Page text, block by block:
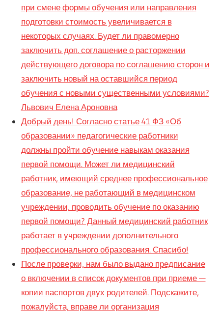
при смене формы обучения или направления
подготовки стоимость увеличивается в
некоторых случаях. Будет ли правомерно
заключить доп. соглашение о расторжении
действующего договора по соглашению сторон и
заключить новый на оставшийся период
обучения с новыми существенными условиями?
Львович Елена Ароновна
Добрый день! Согласно статье 41 ФЗ «Об
образовании» педагогические работники
должны пройти обучение навыкам оказания
первой помощи. Может ли медицинский
работник, имеющий среднее профессиональное
образование, не работающий в медицинском
учреждении, проводить обучение по оказанию
первой помощи? Данный медицинский работник
работает в учреждении дополнительного
профессионального образования. Спасибо!
После проверки, нам было выдано предписание
о включении в список документов при приеме —
копии паспортов двух родителей. Подскажите,
пожалуйста, вправе ли организация